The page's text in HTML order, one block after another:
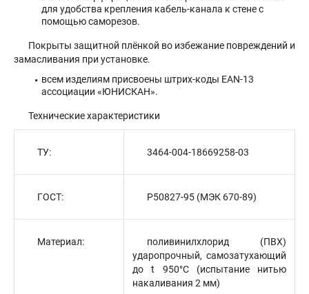
для удобства крепления кабель-канала к стене с
помощью саморезов.
Покрыты защитной плёнкой во избежание повреждений и
замасливания при установке.
всем изделиям присвоены штрих-коды ЕАN-13
ассоциации «ЮНИСКАН».
Технические характеристики
ТУ: 3464-004-18669258-03
ГОСТ: Р50827-95 (МЭК 670-89)
Материал:
поливинилхлорид (ПВХ)
ударопрочный, самозатухающий
до t 950°С (испытание нитью
накаливания 2 мм)